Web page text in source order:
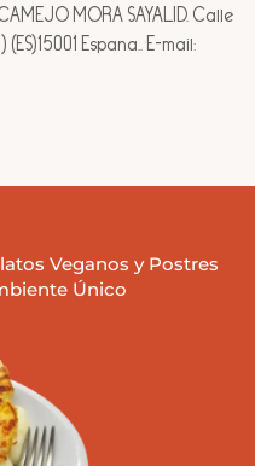
MORA SAYALID. Calle
España.. E-mail:
Veganos y Postres
Único